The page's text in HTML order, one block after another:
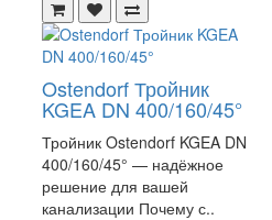
Ostendorf Тройник
KGEA DN 400/160/45°
Тройник Ostendorf KGEA DN
400/160/45° — надёжное
решение для вашей
канализации Почему с..